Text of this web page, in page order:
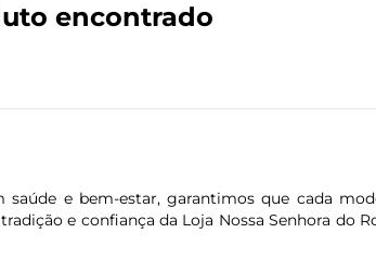
encontrado
e bem-estar, garantimos que cada
e confiança da Loja Nossa Senhora do